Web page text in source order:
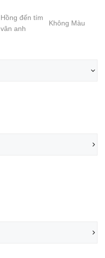
Hồng đến tím
vân anh
Không Màu